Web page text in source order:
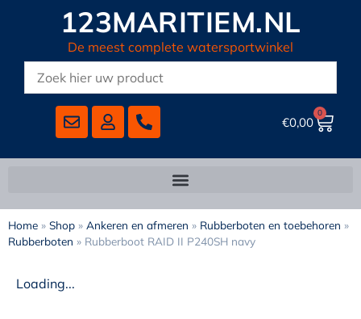
123MARITIEM.NL
De meest complete watersportwinkel
€0,00
0
Home » Shop » Ankeren en afmeren » Rubberboten en toebehoren »
Rubberboten » Rubberboot RAID II P240SH navy
Loading...